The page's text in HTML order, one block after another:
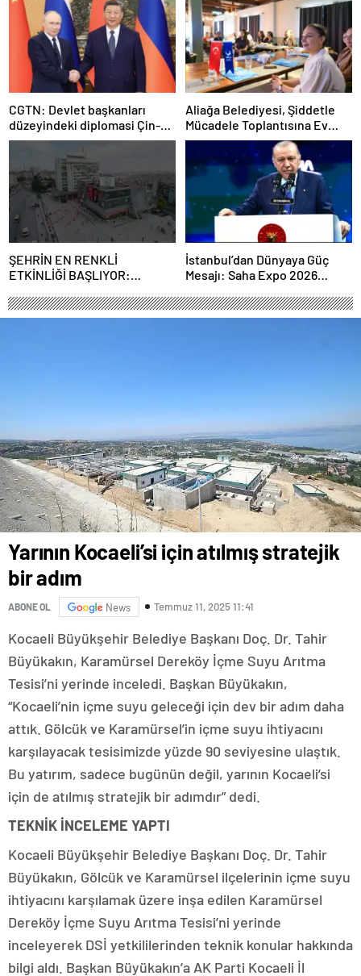
CGTN: Devlet başkanları
düzeyindeki diplomasi Çin-
Rusya arasındaki büyüyen
ortaklığı güçlendiriyor
Aliağa Belediyesi, Şiddetle
Mücadele Toplantısına Ev
Sahipliği Yaptı
ŞEHRİN EN RENKLİ
ETKİNLİĞİ BAŞLIYOR:
FESTİVALİ” HEYECANI
GAZİOSMANPAŞA’DA
İstanbul’dan Dünyaya Güç
Mesajı: Saha Expo 2026
Yarının Kocaeli’si için atılmış stratejik
bir adım
ABONE OL News Temmuz 11, 2025 11:41
Kocaeli Büyükşehir Belediye Başkanı Doç. Dr. Tahir
Büyükakın, Karamürsel Dereköy İçme Suyu Arıtma
Tesisi’ni yerinde inceledi. Başkan Büyükakın,
“Kocaeli’nin içme suyu geleceği için dev bir adım daha
attık. Gölcük ve Karamürsel’in içme suyu ihtiyacını
karşılayacak tesisimizde yüzde 90 seviyesine ulaştık.
Bu yatırım, sadece bugünün değil, yarının Kocaeli’si
için de atılmış stratejik bir adımdır” dedi.
TEKNİK İNCELEME YAPTI
Kocaeli Büyükşehir Belediye Başkanı Doç. Dr. Tahir
Büyükakın, Gölcük ve Karamürsel ilçelerinin içme suyu
ihtiyacını karşılamak üzere inşa edilen Karamürsel
Dereköy İçme Suyu Arıtma Tesisi’ni yerinde
inceleyerek DSİ yetkililerinden teknik konular hakkında
bilgi aldı. Başkan Büyükakın’a AK Parti Kocaeli İl